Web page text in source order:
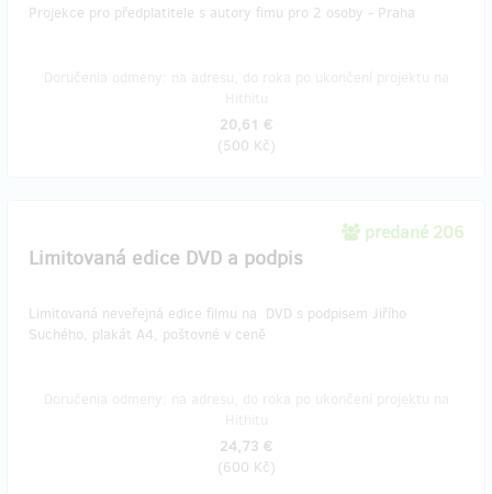
Projekce pro předplatitele s autory fimu pro 2 osoby - Praha
20,61 €
(500 Kč)
predané 206
​Limitovaná edice DVD a podpis
​Limitovaná neveřejná edice filmu na DVD s podpisem Jiřího
Suchého, plakát A4, poštovné v ceně
24,73 €
(600 Kč)